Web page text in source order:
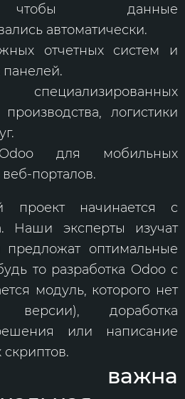
данные
автоматически.
отчетных систем и
панелей.
логистики
Odoo для мобильных
порталов.
проект начинается с
Наши эксперты изучат
оптимальные
то разработка Odoo с
модуль, которого нет
версии), доработка
или написание
важна